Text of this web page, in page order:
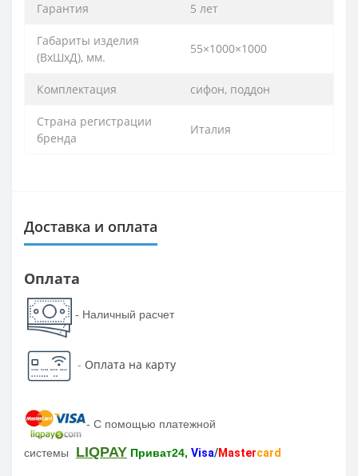
Гарантия 5 лет
Габариты изделия
(ВхШхД), мм.
55×1000×1000
Комплектация сифон, поддон
Страна регистрации
бренда
Италия
Доставка и оплата
Оплата
- Наличный расчет
- Оплата на карту
- С помощью платежной
системы LIQPAY Приват24, Visa/Mastercard